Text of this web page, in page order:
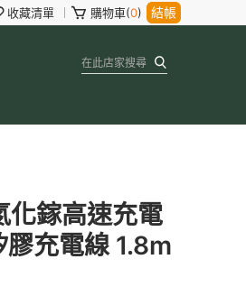
收藏清單 購物車(0) 結帳
化鎵高速充電
充電線 1.8m